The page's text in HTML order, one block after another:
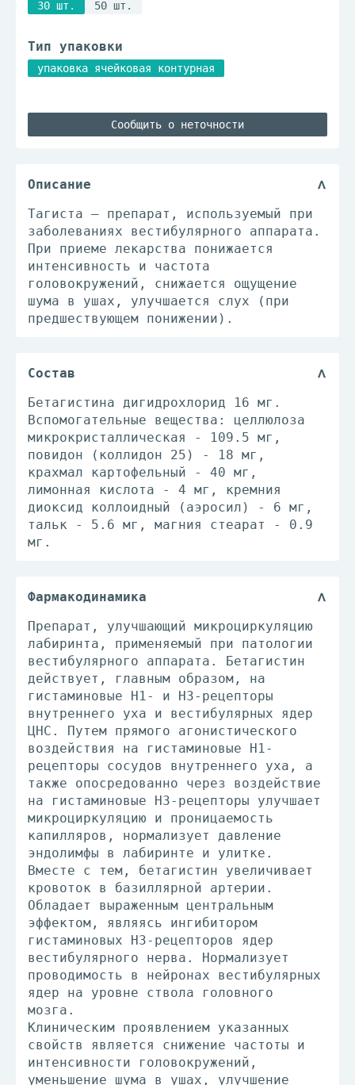
30 шт. 50 шт.
Тип упаковки
упаковка ячейковая контурная
Сообщить о неточности
Описание
Тагиста – препарат, используемый при
заболеваниях вестибулярного аппарата.
При приеме лекарства понижается
интенсивность и частота
головокружений, снижается ощущение
шума в ушах, улучшается слух (при
предшествующем понижении).
Состав
Бетагистина дигидрохлорид 16 мг.
Вспомогательные вещества: целлюлоза
микрокристаллическая - 109.5 мг,
повидон (коллидон 25) - 18 мг,
крахмал картофельный - 40 мг,
лимонная кислота - 4 мг, кремния
диоксид коллоидный (аэросил) - 6 мг,
тальк - 5.6 мг, магния стеарат - 0.9
мг.
Фармакодинамика
Препарат, улучшающий микроциркуляцию
лабиринта, применяемый при патологии
вестибулярного аппарата. Бетагистин
действует, главным образом, на
гистаминовые H1- и H3-рецепторы
внутреннего уха и вестибулярных ядер
ЦНС. Путем прямого агонистического
воздействия на гистаминовые H1-
рецепторы сосудов внутреннего уха, а
также опосредованно через воздействие
на гистаминовые Н3-рецепторы улучшает
микроциркуляцию и проницаемость
капилляров, нормализует давление
эндолимфы в лабиринте и улитке.
Вместе с тем, бетагистин увеличивает
кровоток в базиллярной артерии.
Обладает выраженным центральным
эффектом, являясь ингибитором
гистаминовых Н3-рецепторов ядер
вестибулярного нерва. Нормализует
проводимость в нейронах вестибулярных
ядер на уровне ствола головного
мозга.
Клиническим проявлением указанных
свойств является снижение частоты и
интенсивности головокружений,
уменьшение шума в ушах, улучшение